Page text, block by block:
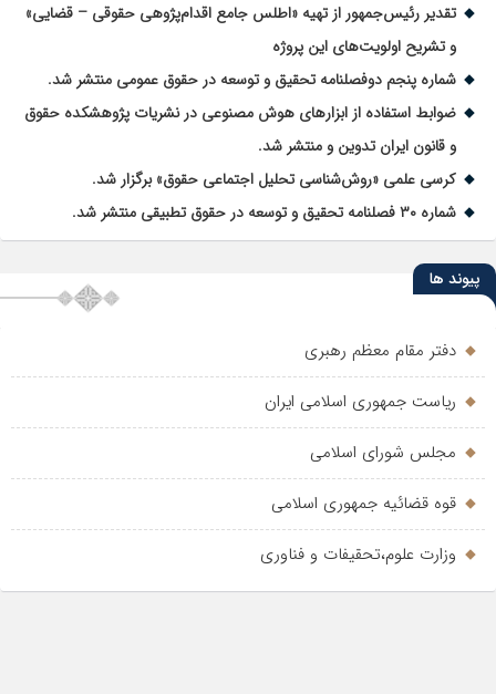
تقدیر رئیس‌جمهور از تهیه «اطلس جامع اقدام‌پژوهی حقوقی – قضایی»
و تشریح اولویت‌های این پروژه
شماره پنجم دوفصلنامه تحقیق و توسعه در حقوق عمومی منتشر شد.
ضوابط استفاده از ابزارهای هوش مصنوعی در نشریات پژوهشکده حقوق
و قانون ایران تدوین و منتشر شد.
کرسی علمی «روش‌شناسی تحلیل اجتماعی حقوق» برگزار شد.
شماره ۳۰ فصلنامه تحقیق و توسعه در حقوق تطبیقی منتشر شد.
پیوند ها
دفتر مقام معظم رهبری
ریاست جمهوری اسلامی ایران
مجلس شورای اسلامی
قوه قضائیه جمهوری اسلامی
وزارت علوم،تحقیفات و فناوری